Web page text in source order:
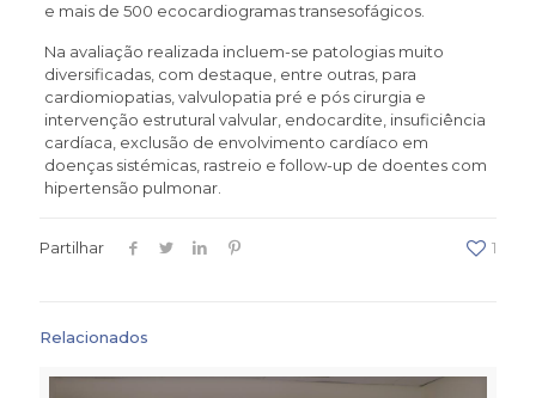
e mais de 500 ecocardiogramas transesofágicos.
Na avaliação realizada incluem-se patologias muito
diversificadas, com destaque, entre outras, para
cardiomiopatias, valvulopatia pré e pós cirurgia e
intervenção estrutural valvular, endocardite, insuficiência
cardíaca, exclusão de envolvimento cardíaco em
doenças sistémicas, rastreio e follow-up de doentes com
hipertensão pulmonar.
Partilhar 1
Relacionados